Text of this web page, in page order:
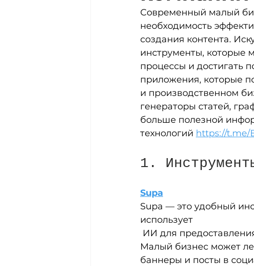
Современный малый
необходимость
создания контента.
инструменты, которые
процессы и достигать
приложения, которые
и производственном
генераторы статей,
больше полезной
технологий https://t.me/
1.
Supa
Supa — это удобный
использует
Малый бизнес может
баннеры и посты в